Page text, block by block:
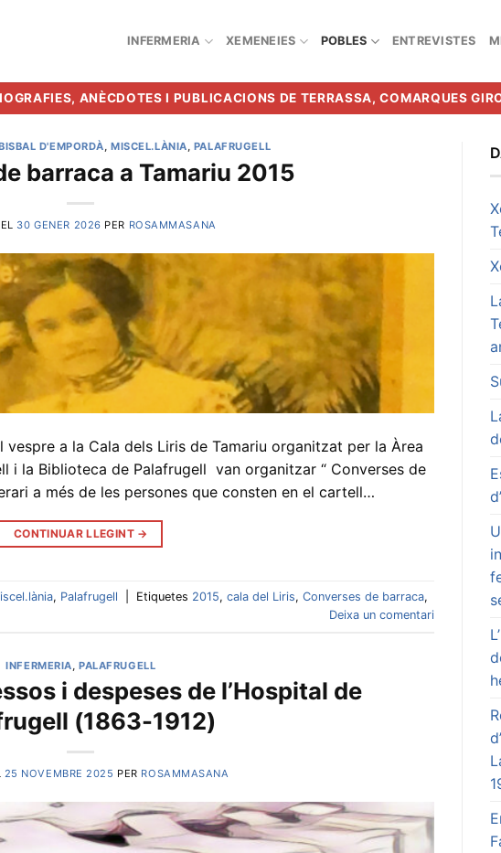
INFERMERIA XEMENEIES POBLES ENTREVISTES
ANÈCDOTES I PUBLICACIONS DE TERRASSA, COMARQUES
D'EMPORDÀ,MISCEL.LÀNIA, PALAFRUGELL
barraca a Tamariu 2015
30 GENER 2026 PER ROSAMMASANA
a la Cala dels Liris de Tamariu organitzat per la Àrea
i la Biblioteca de Palafrugell van organitzar “ Converses de
a més de les persones que consten en el cartell…
CONTINUAR LLEGINT →
, Palafrugell Etiquetes 2015, cala del Liris, Converses de barraca,
Deixa un comentari
INFERMERIA ,PALAFRUGELL
i despeses de l’Hospital de
(1863-1912)
25 NOVEMBRE 2025 PER ROSAMMASANA